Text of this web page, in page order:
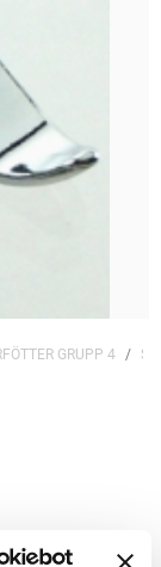
GRUPP 4